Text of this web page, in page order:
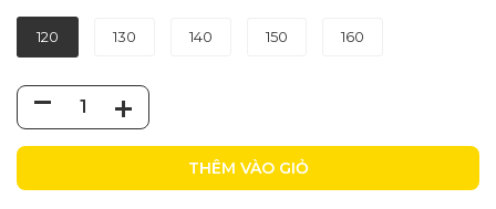
120 130 140 150 160
THÊM VÀO GIỎ